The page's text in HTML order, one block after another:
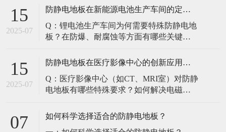
以下核心优势： 高强度结构：采用优质冷
轧钢板拉伸焊接成型，表面磷化后静电喷
塑，防锈耐磨，承重性能优异。 便捷布
线：配套活动线槽板设计，可轻松掀起盖
15
2025-07
防静电地板在新能源电池生产车间的定制化解决方案
Q：锂电池生产车间为何需要特殊防静电地
板？在防爆、耐腐蚀等方面有哪些关键技
环境并存的特殊场景，需要全方位防护方
境要求 • 防爆等级：Ex IIB T4（ATEX认
证） • 静电泄放速度：<0.
15
2025-07
防静电地板在医疗影像中心的创新应用方案
Q：医疗影像中心（如CT、MRI室）对防静
电地板有哪些特殊要求？如何解决电磁干
环境特殊性对防静电地板提出了前所未有
07
如何科学选择适合的防静电地板？